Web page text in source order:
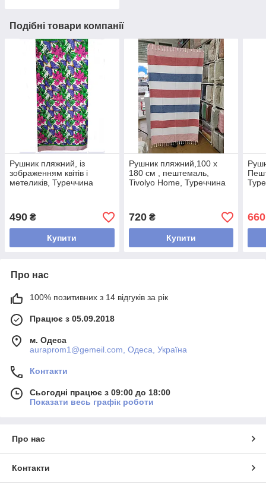
Подібні товари компанії
Рушник пляжний, із
зображенням квітів і
метеликів, Туреччина
490 ₴
Купити
Рушник пляжний,100 х
180 см , пештемаль,
Tivolyo Home, Туреччина
720₴
Купити
660
Про нас
100% позитивних з 14 відгуків за рік
Працює з 05.09.2018
м. Одеса
auraprom1@gemeil.com, Одеса, Україна
Контакти
Сьогодні працює з 09:00 до 18:00
Показати весь графік роботи
Про нас
Контакти